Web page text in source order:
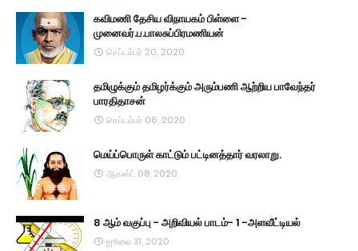
கவிமணி தேசிய விநாயகம் பிள்ளை -
முனைவர்.ப.பாலசுப்பிரமணியன்
செப்டம்பர் 20, 2020
தமிழுக்கும் தமிழர்க்கும் அரும்பணி ஆற்றிய பாவேந்தர்
பாரதிதாசன்
செப்டம்பர் 06, 2020
மெய்ப்பொருள் காட்டும் பட்டினத்தார் வரலாறு.
ஆகஸ்ட் 08, 2020
8 ஆம் வகுப்பு - அறிவியல் பாடம்- 1 -அளவீட்டியல்
ஜூலை 31, 2020